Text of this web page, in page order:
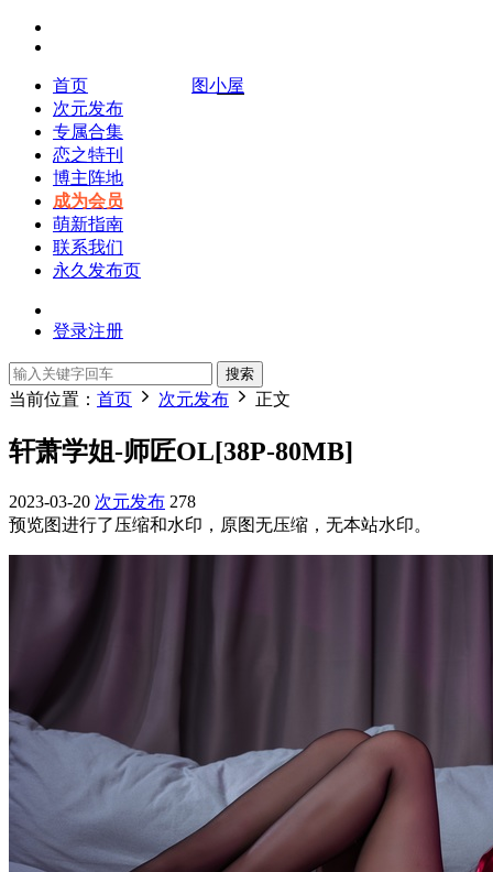
图小屋
首页
次元发布
专属合集
恋之特刊
博主阵地
成为会员
萌新指南
联系我们
永久发布页
登录注册
搜索
当前位置： 首页 次元发布 正文
轩萧学姐-师匠OL[38P-80MB]
2023-03-20 次元发布 278
预览图进行了压缩和水印，原图无压缩，无本站水印。